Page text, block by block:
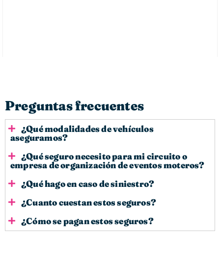
Preguntas frecuentes
¿Qué modalidades de vehículos
aseguramos?
¿Qué seguro necesito para mi circuito o
empresa de organización de eventos moteros?
¿Qué hago en caso de siniestro?
¿Cuanto cuestan estos seguros?
¿Cómo se pagan estos seguros?